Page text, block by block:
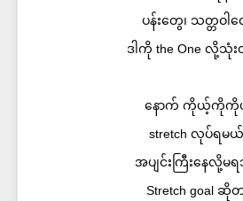
ပန်းတွေ၊ သတ္တဝါတွ
ဒါကို the One လို့သုံ
နောက် ကိုယ့်ကို
stretch လုပ်ရမယ်
အပျင်းကြီးနေလို့မရ
Stretch goal ဆို